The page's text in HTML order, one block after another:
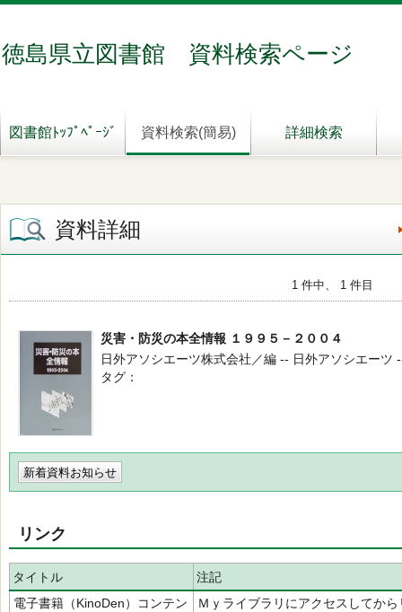
徳島県立図書館 資料検索ページ
図書館ﾄｯﾌﾟﾍﾟｰｼﾞ 資料検索(簡易) 詳細検索
資料詳細
1 件中、 1 件目
災害・防災の本全情報 １９９５－２００４
日外アソシエーツ株式会社／編 -- 日外アソシエーツ
タグ
新着資料お知らせ
リンク
タイトル
注記
電子書籍（KinoDen）コンテン
Ｍｙライブラリにアクセスしてか